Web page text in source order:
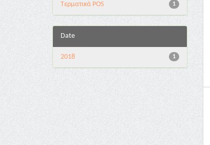
1
Τερματικά POS
Date
1
2018